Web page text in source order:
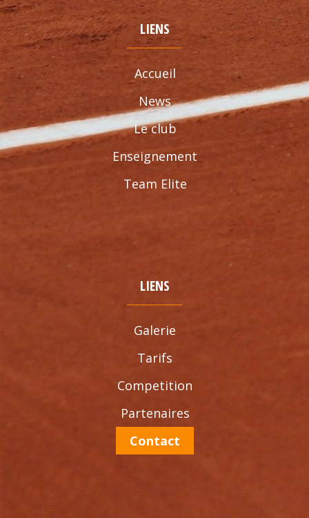
LIENS
Accueil
News
Le club
Enseignement
Team Elite
LIENS
Galerie
Tarifs
Competition
Partenaires
Contact